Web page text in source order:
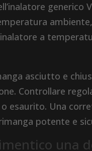
generico
a
asciutto e
Controllare
esaurito. Una
potente e
una